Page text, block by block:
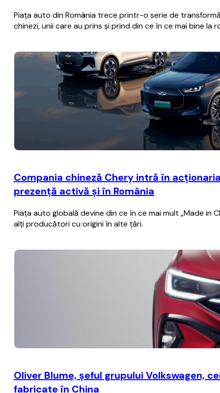
Piaţa auto din România trece printr-o serie de
chinezi, unii care au prins şi prind din ce în ce mai bine la
Compania chineză Chery intră în
prezenţă activă şi în România
Piaţa auto globală devine din ce în ce mai mult „Made in
alţi producători cu origini în alte ţări.
Oliver Blume, şeful grupului Volkswagen,
fabricate în China